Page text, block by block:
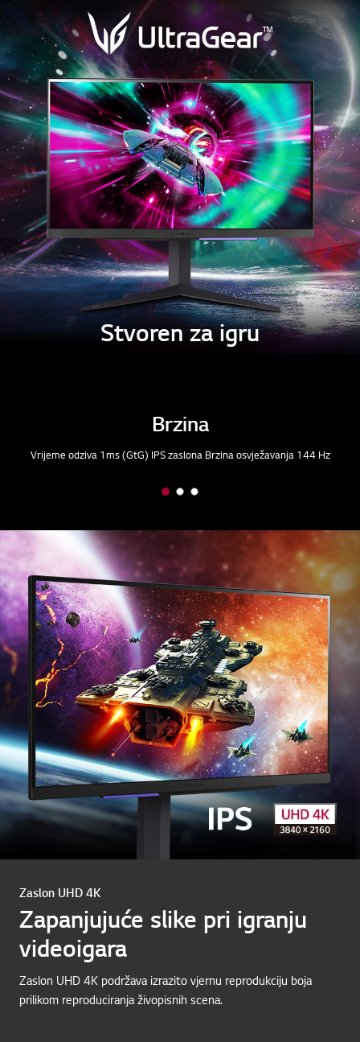
Stvoren za igru
Brzina
Vrijeme odziva 1ms (GtG) IPS zaslona Brzina osvježavanja 144 Hz
Zaslon UHD 4K
Zapanjujuće slike pri igranju
videoigara
Zaslon UHD 4K podržava izrazito vjernu reprodukciju boja
prilikom reproduciranja živopisnih scena.